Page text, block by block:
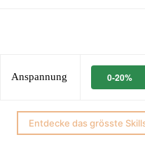
Anspannung 0-20%
Entdecke das grösste